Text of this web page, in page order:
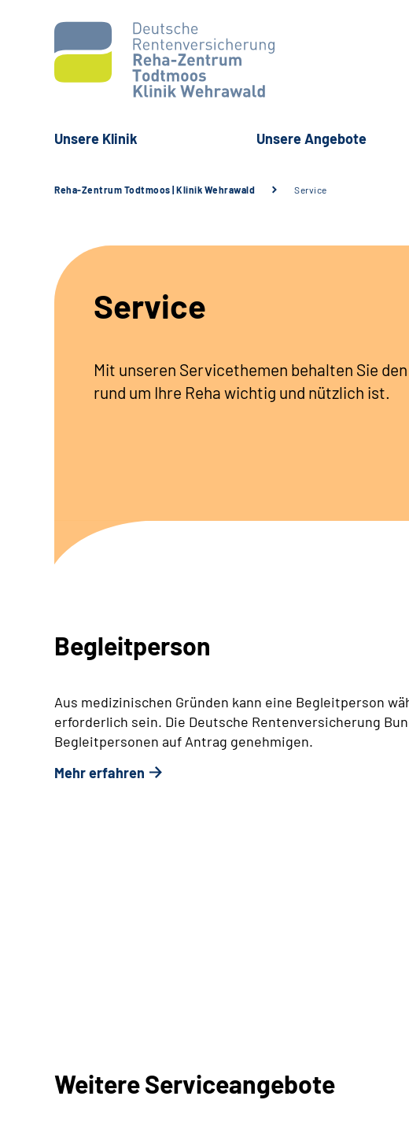
Unsere Klinik Unsere Angebote
Reha-Zentrum Todtmoos | Klinik Wehrawald Service
Service
Mit unseren Servicethemen behalten Sie
rund um Ihre Reha wichtig und nützlich ist.
Begleitperson
Aus medizinischen Gründen kann eine Begleitperson
erforderlich sein. Die Deutsche Rentenversicherung
Begleitpersonen auf Antrag genehmigen.
Mehr erfahren
Weitere Serviceangebote